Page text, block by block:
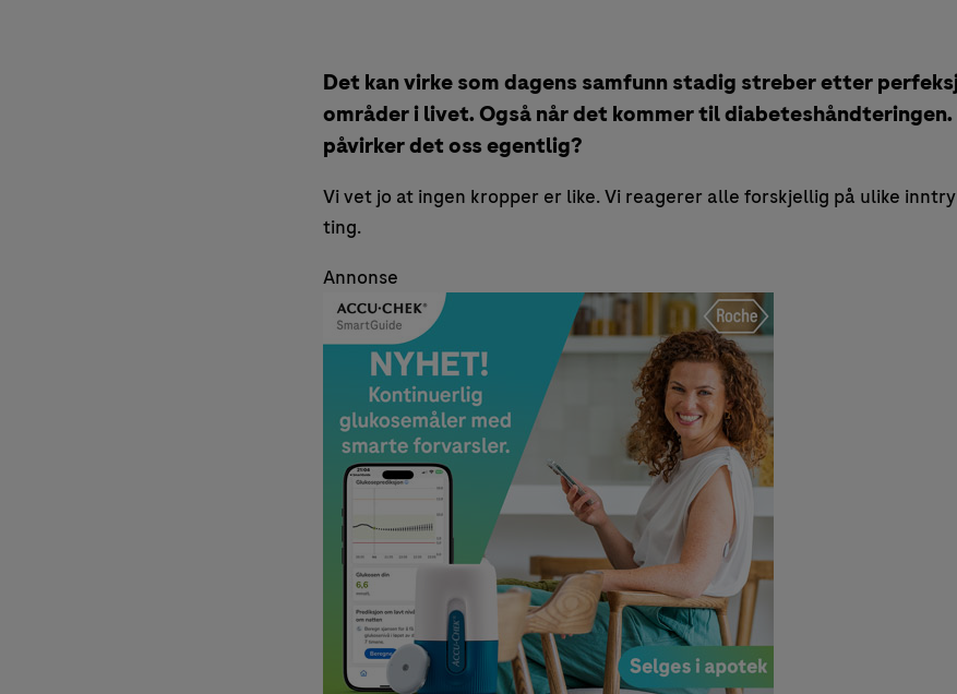
Det kan virke som dagens samfunn stadig streber etter
områder i livet. Også når det kommer til diabeteshåndteringen.
påvirker det oss egentlig?
Vi vet jo at ingen kropper er like. Vi reagerer alle forskjellig på ulike
ting.
Annonse